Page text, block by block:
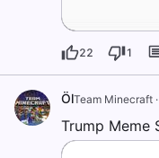
22 1
ÖlTeam Minecraft ·
Trump Meme